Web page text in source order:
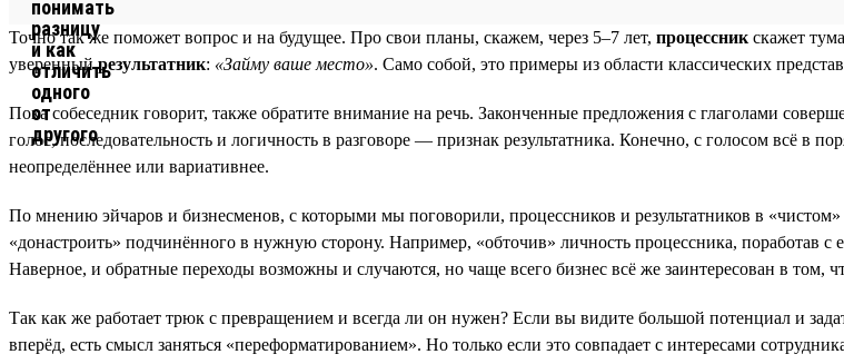
Точно так же поможет вопрос и на будущее. Про свои планы, скажем, через 5–7 лет, процессник скажет
уверенныйрезультатник: «Займу ваше место». Само собой, это примеры из области классических
Пока собеседник говорит, также обратите внимание на речь. Законченные предложения с глаголами
голос, последовательность и логичность в разговоре — признак результатника. Конечно, с голосом всё в
неопределённее или вариативнее.
По мнению эйчаров и бизнесменов, с которыми мы поговорили, процессников и результатников в
«донастроить» подчинённого в нужную сторону. Например, «обточив» личность процессника, поработав
Наверное, и обратные переходы возможны и случаются, но чаще всего бизнес всё же заинтересован в том,
Так как же работает трюк с превращением и всегда ли он нужен? Если вы видите большой потенциал и
вперёд, есть смысл заняться «переформатированием». Но только если это совпадает с интересами